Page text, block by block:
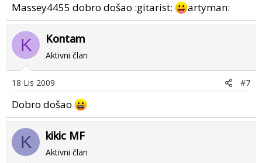
Massey4455 dobro došao :gitarist: artyman:
K Kontam
Aktivni član
18 Lis 2009 #7
Dobro došao
K kikic MF
Aktivni član